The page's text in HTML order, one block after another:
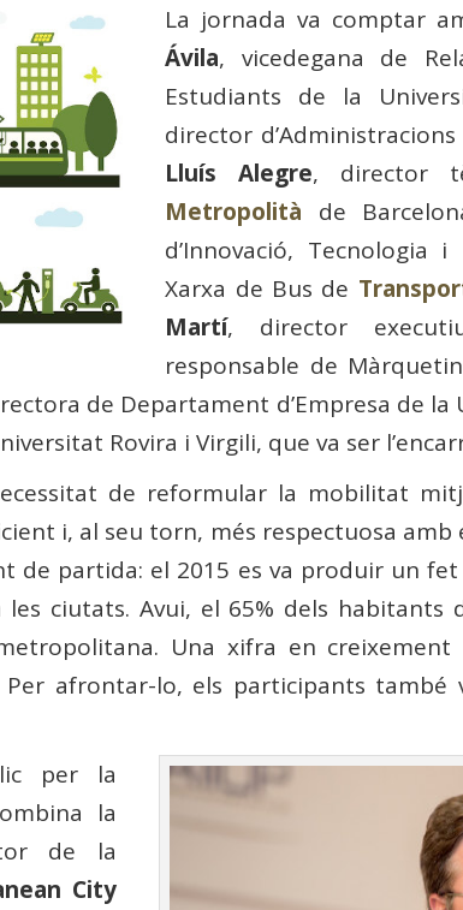
La jornada va comptar
Ávila, vicedegana de
Estudiants de la
director
Lluís Alegre, director
Metropolità de
d’Innovació,
Xarxa de Bus de
Martí, director
responsable de
de Departament d’Empresa de
Rovira i Virgili, que va ser
de reformular la mobilitat
i, al seu torn, més respectuosa
de partida: el 2015 es va produir un
ciutats. Avui, el 65% dels habitants
Una xifra en
afrontar-lo, els participants també
per la
la
de la
City